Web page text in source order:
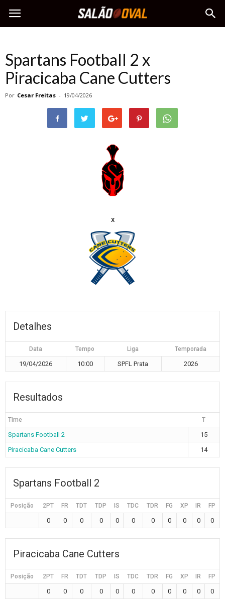
Spartans Football 2 x
Piracicaba Cane Cutters
Por Cesar Freitas - 19/04/2026
x
Detalhes
Data Tempo Liga Temporada
19/04/2026 10:00 SPFL Prata 2026
Resultados
Time T
Spartans Football 2
15
Piracicaba Cane Cutters
14
Spartans Football 2
Posição 2PT FR TDT TDP IS TDC TDR FG XP IR FP
0 0 0 0 0 0 0 0 0 0 0
Piracicaba Cane Cutters
Posição 2PT FR TDT TDP IS TDC TDR FG XP IR FP
0 0 0 0 0 0 0 0 0 0 0